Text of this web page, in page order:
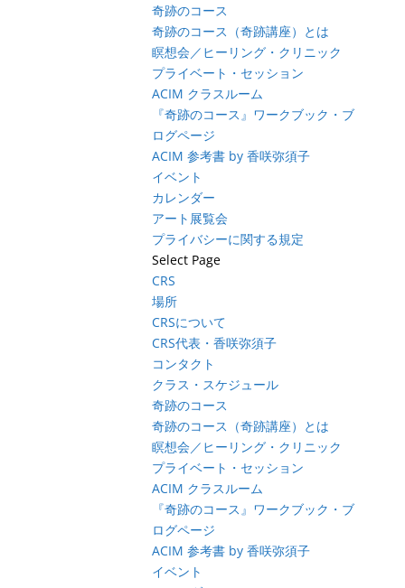
奇跡のコース
奇跡のコース（奇跡講座）とは
瞑想会／ヒーリング・クリニック
プライベート・セッション
ACIM クラスルーム
『奇跡のコース』ワークブック・ブ
ログページ
ACIM 参考書 by 香咲弥須子
イベント
カレンダー
アート展覧会
プライバシーに関する規定
Select Page
CRS
場所
CRSについて
CRS代表・香咲弥須子
コンタクト
クラス・スケジュール
奇跡のコース
奇跡のコース（奇跡講座）とは
瞑想会／ヒーリング・クリニック
プライベート・セッション
ACIM クラスルーム
『奇跡のコース』ワークブック・ブ
ログページ
ACIM 参考書 by 香咲弥須子
イベント